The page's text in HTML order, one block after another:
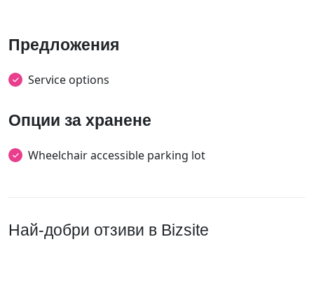
Предложения
Service options
Опции за хранене
Wheelchair accessible parking lot
Най-добри отзиви в Bizsite